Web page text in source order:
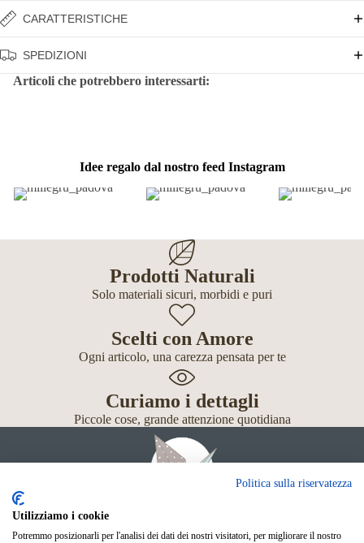
CARATTERISTICHE
SPEDIZIONI
Articoli che potrebbero interessarti:
Idee regalo dal nostro feed Instagram
Prodotti Naturali
Solo materiali sicuri, morbidi e puri
Scelti con Amore
Ogni articolo, una carezza pensata per te
Curiamo i dettagli
Piccole cose, grande attenzione quotidiana
Politica sulla riservatezza
Utilizziamo i cookie
Potremmo posizionarli per l'analisi dei dati dei nostri visitatori, per migliorare il nostro